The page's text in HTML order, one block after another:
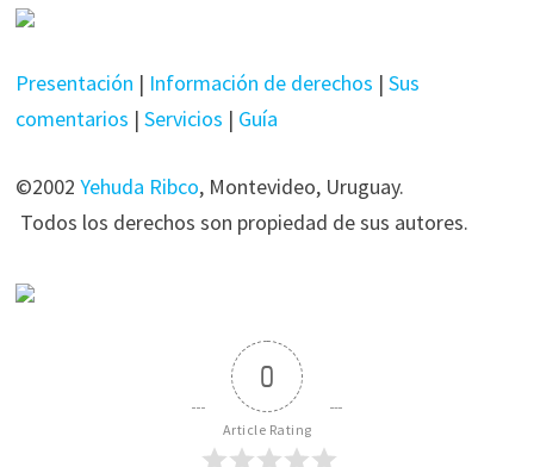
Presentación | Información de derechos | Sus
comentarios | Servicios | Guía
©2002 Yehuda Ribco, Montevideo, Uruguay.
Todos los derechos son propiedad de sus autores.
0
Article Rating